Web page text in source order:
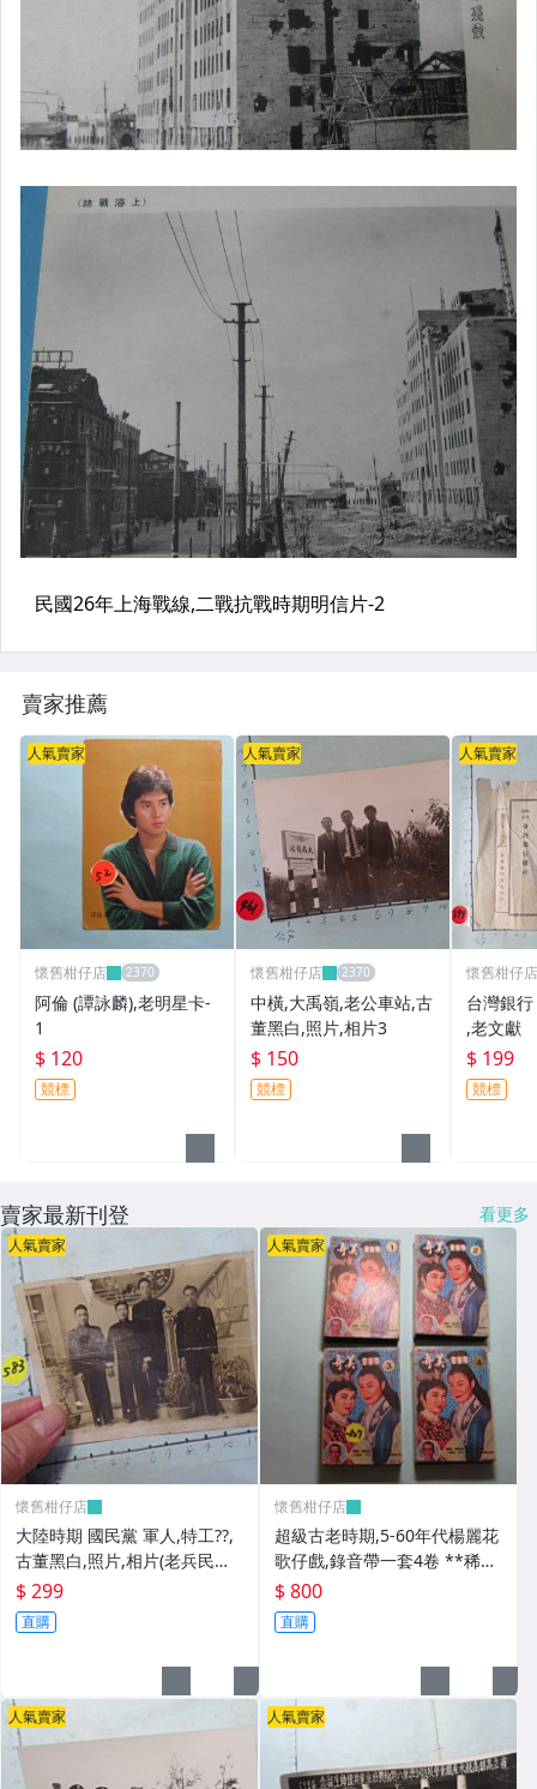
賣家推薦
人氣賣家
懷舊柑仔店
阿倫 (譚詠麟),老明星卡-
1
$ 120
競標
人氣賣家
懷舊柑仔店
中橫,大禹嶺,老公車站,古
董黑白,照片,相片3
$ 150
競標
人氣賣家
懷舊柑仔店
台灣銀
,老文獻
$ 199
競標
賣家最新刊登 看更多
人氣賣家
懷舊柑仔店
大陸時期 國民黨 軍人,特工??,
古董黑白,照片,相片(老兵民國3
8年從大陸帶來台灣的) **稀少
品6
$ 299
直購
人氣賣家
懷舊柑仔店
超級古老時期,5-60年代楊麗花
歌仔戲,錄音帶一套4卷 **稀少
品
$ 800
直購
人氣賣家 人氣賣家